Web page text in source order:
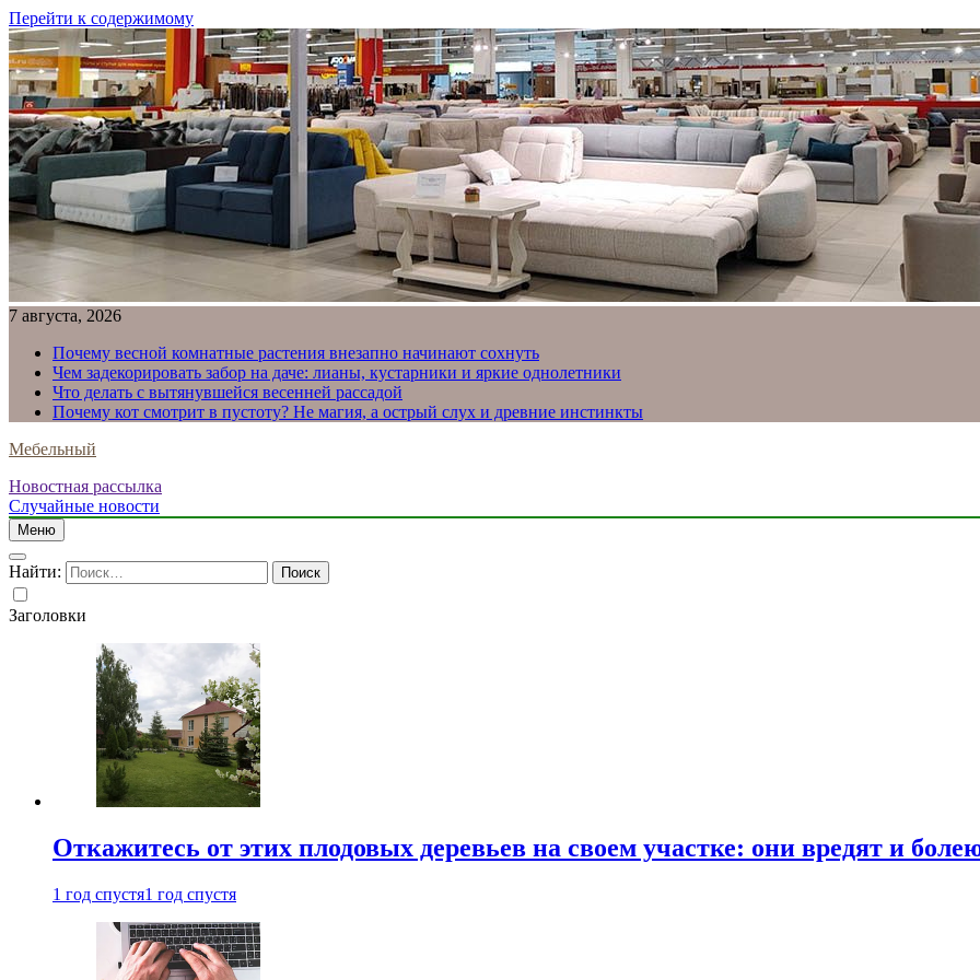
Перейти к содержимому
7 августа, 2026
Почему весной комнатные растения внезапно начинают сохнуть
Чем задекорировать забор на даче: лианы, кустарники и яркие однолетники
Что делать с вытянувшейся весенней рассадой
Почему кот смотрит в пустоту? Не магия, а острый слух и древние инстинкты
Мебельный
Новостная рассылка
Случайные новости
Меню
Найти:
Заголовки
Откажитесь от этих плодовых деревьев на своем участке: они вредят и
1 год спустя1 год спустя